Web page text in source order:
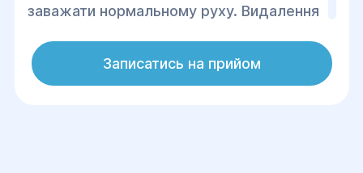
заважати нормальному руху. Видалення
дозволяє значно покращити зовнішній
вигляд шкіри, а також зменшити
Записатись на прийом